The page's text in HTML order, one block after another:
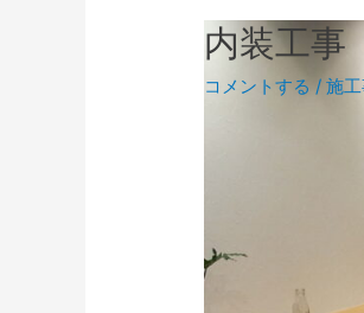
内装工事
コメントする /施